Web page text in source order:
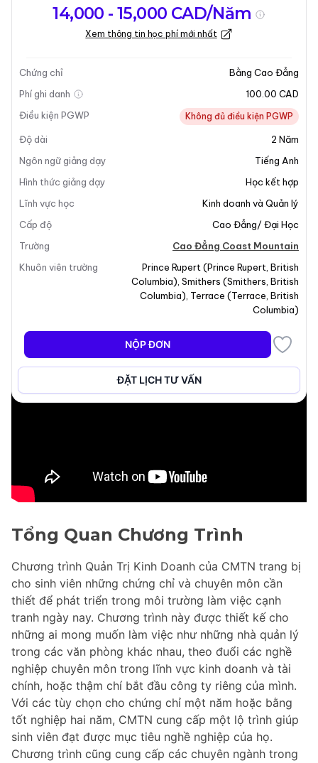
chương trình
Học
Kỳ nhập học
Cập nhật lần cuối vào 08-07-2025
Tổng quan về chương trình
Tổng Quan Chương Trình
Chương trình Quản Trị Kinh Doanh của CMTN trang bị
cho sinh viên những chứng chỉ và chuyên môn cần
thiết để phát triển trong môi trường làm việc cạnh
tranh ngày nay. Chương trình này được thiết kế cho
những ai mong muốn làm việc như những nhà quản lý
trong các văn phòng khác nhau, theo đuổi các nghề
nghiệp chuyên môn trong lĩnh vực kinh doanh và tài
chính, hoặc thậm chí bắt đầu công ty riêng của mình.
Với các tùy chọn cho chứng chỉ một năm hoặc bằng
tốt nghiệp hai năm, CMTN cung cấp một lộ trình giúp
sinh viên đạt được mục tiêu nghề nghiệp của họ.
Chương trình cũng cung cấp các chuyên ngành trong
14,000 - 15,000 CAD/Năm
Xem thông tin học phí mới nhất
Chứng chỉ
Bằng Cao Đẳng
Phí ghi danh
100.00 CAD
Điều kiện PGWP
Không đủ điều kiện PGWP
Độ dài 2 Năm
Ngôn ngữ giảng dạy
Tiếng Anh
Hình thức giảng dạy
Học kết hợp
Lĩnh vực học
Kinh doanh và Quản lý
Cấp độ
Cao Đẳng/ Đại Học
Trường
Cao Đẳng Coast Mountain
Khuôn viên trường
Prince Rupert (Prince Rupert British
Columbia) Smithers (Smithers British
Columbia) Terrace (Terrace British
Columbia)
NỘP ĐƠN
ĐẶT LỊCH TƯ VẤN